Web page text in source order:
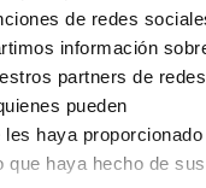
de redes
información
partners de redes
pueden
haya proporcionado
que haya hecho de sus
WSD con